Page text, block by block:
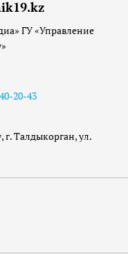
ГУ «Управление
20-43
г. Талдыкорган, ул.